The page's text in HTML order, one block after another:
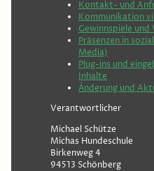
Kontakt- und
Kommunikation
Gewinnspiele
Präsenzen in
Media)
Plug-ins und
Inhalte
Änderung und
Verantwortlicher
Michael Schütze
Michas Hundeschule
Birkenweg 4
94513 Schönberg